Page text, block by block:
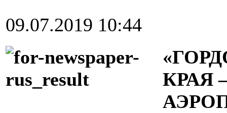
09.07.2019 10:44
КРАЯ